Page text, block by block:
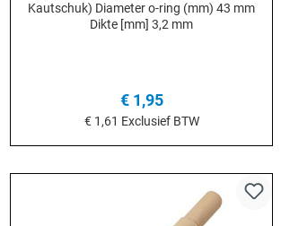
Kautschuk) Diameter o-ring (mm) 43 mm
Dikte [mm] 3,2 mm
€ 1,95
€ 1,61 Exclusief BTW